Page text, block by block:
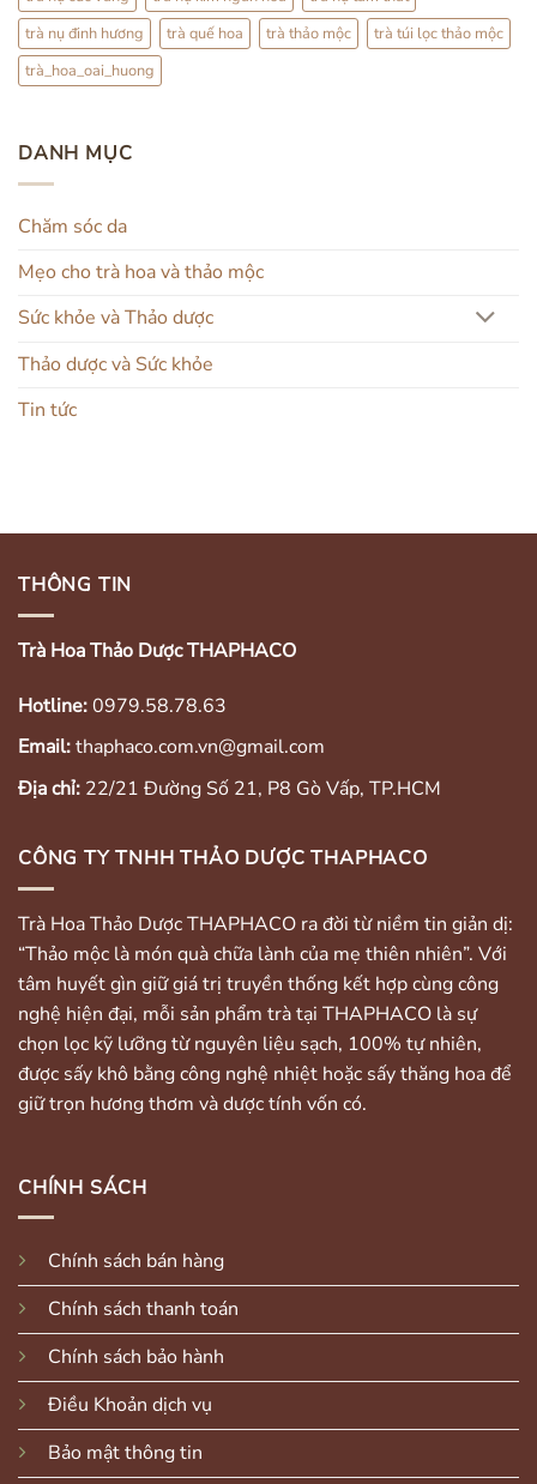
trà nụ đinh hương
trà quế hoa trà thảo mộc
trà túi lọc thảo mộc
trà_hoa_oai_huong
DANH MỤC
Chăm sóc da
Mẹo cho trà hoa và thảo mộc
Sức khỏe và Thảo dược
Thảo dược và Sức khỏe
Tin tức
THÔNG TIN
Trà Hoa Thảo Dược THAPHACO
Hotline:0979.58.78.63
Email:thaphaco.com.vn@gmail.com
Địa chỉ: 22/21 Đường Số 21, P8 Gò Vấp, TP.HCM
CÔNG TY TNHH THẢO DƯỢC THAPHACO
Trà Hoa Thảo Dược THAPHACO ra đời từ niềm tin giản dị:
“Thảo mộc là món quà chữa lành của mẹ thiên nhiên”. Với
tâm huyết gìn giữ giá trị truyền thống kết hợp cùng công
nghệ hiện đại, mỗi sản phẩm trà tại THAPHACO là sự
chọn lọc kỹ lưỡng từ nguyên liệu sạch, 100% tự nhiên,
được sấy khô bằng công nghệ nhiệt hoặc sấy thăng hoa để
giữ trọn hương thơm và dược tính vốn có.
CHÍNH SÁCH
Chính sách bán hàng
Chính sách thanh toán
Chính sách bảo hành
Điều Khoản dịch vụ
Bảo mật thông tin